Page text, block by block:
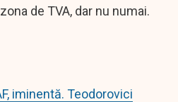
de TVA, dar nu numai.
iminentă. Teodorovici